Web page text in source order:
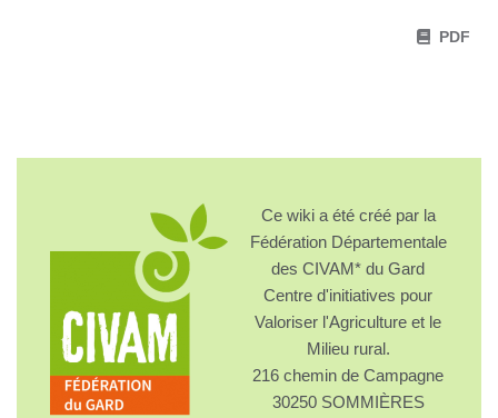
PDF
Ce wiki a été créé par la
Fédération Départementale
des CIVAM* du Gard
Centre d'initiatives pour
Valoriser l'Agriculture et le
Milieu rural.
216 chemin de Campagne
30250 SOMMIÈRES